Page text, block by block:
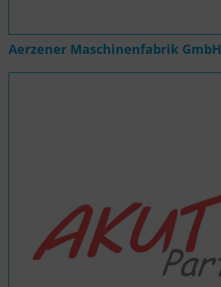
Aerzener Maschinenfabrik GmbH